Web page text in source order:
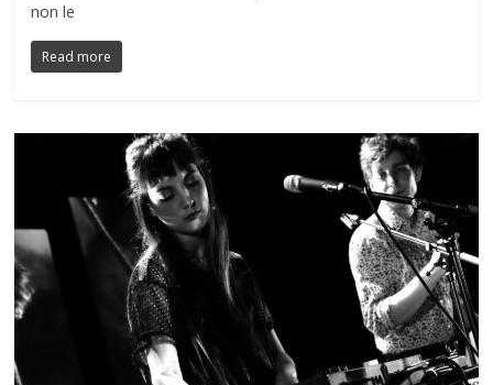
non le
Read more